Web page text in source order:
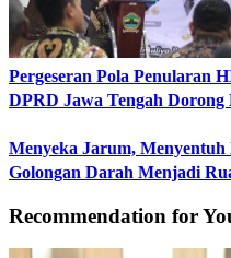
Pergeseran Pola Penularan
DPRD Jawa Tengah
Menyeka Jarum,
Golongan Darah Menjadi
Recommendation for